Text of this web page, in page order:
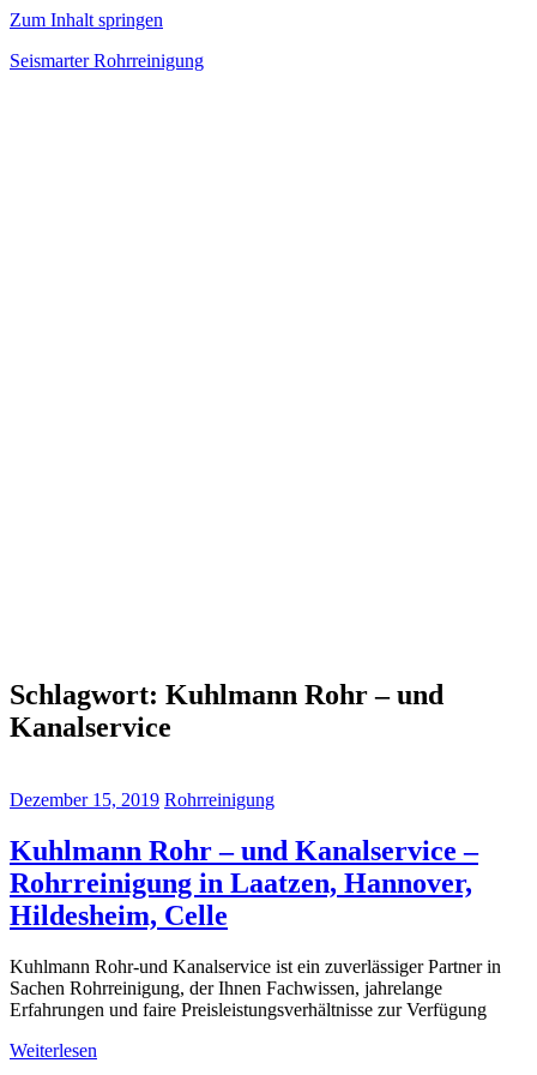
Zum Inhalt springen
Seismarter Rohrreinigung
Schlagwort: Kuhlmann Rohr – und
Kanalservice
Dezember 15, 2019 Rohrreinigung
Kuhlmann Rohr – und Kanalservice –
Rohrreinigung in Laatzen, Hannover,
Hildesheim, Celle
Kuhlmann Rohr-und Kanalservice ist ein zuverlässiger Partner in
Sachen Rohrreinigung, der Ihnen Fachwissen, jahrelange
Erfahrungen und faire Preisleistungsverhältnisse zur Verfügung
Weiterlesen